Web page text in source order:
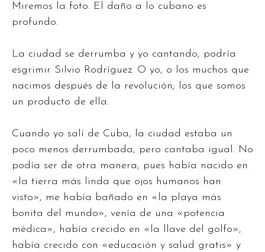
Miremos la foto. El daño a lo cubano es
profundo.
La ciudad se derrumba y yo cantando, podría
esgrimir Silvio Rodríguez. O yo, o los muchos que
nacimos después de la revolución; los que somos
un producto de ella.
Cuando yo salí de Cuba, la ciudad estaba un
poco menos derrumbada, pero cantaba igual. No
podía ser de otra manera, pues había nacido en
«la tierra más linda que ojos humanos han
visto», me había bañado en «la playa más
bonita del mundo», venía de una «potencia
médica», había crecido en «la llave del golfo»,
había crecido con «educación y salud gratis» y